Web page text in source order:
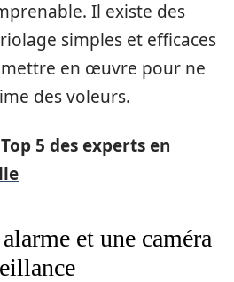
Il existe des
simples et efficaces
en œuvre pour ne
des voleurs.
Top 5 des experts en
et une caméra